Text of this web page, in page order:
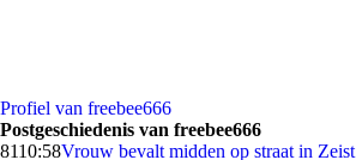
Profiel van freebee666
Postgeschiedenis van freebee666
8110:58Vrouw bevalt midden op straat in Zeist